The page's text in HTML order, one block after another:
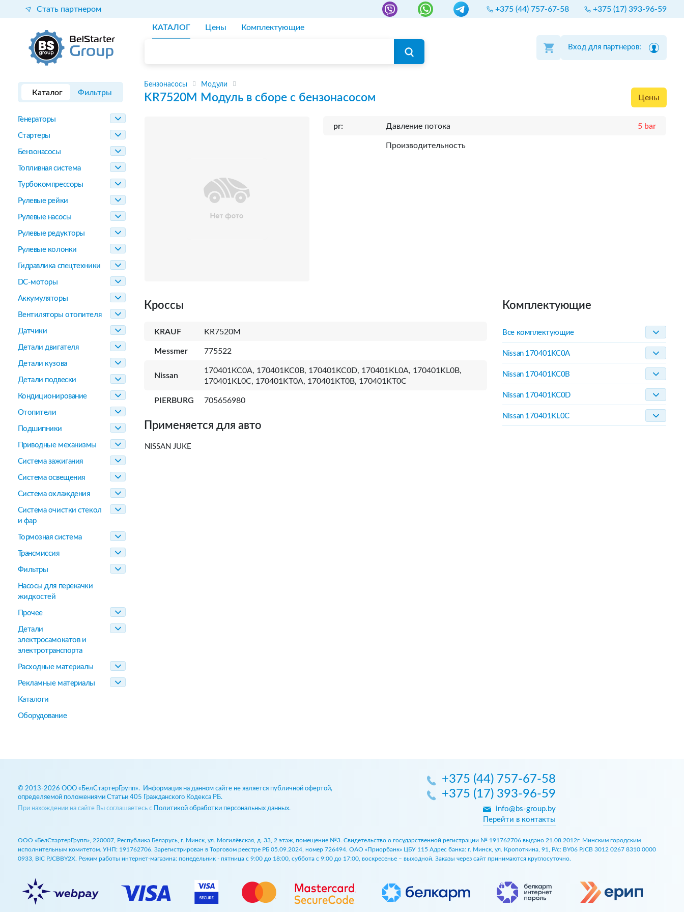
Стать партнером +375 (44) 757-67-58 +375 (17) 393-96-59
КАТАЛОГ Цены Комплектующие
Вход для партнеров:
Каталог Фильтры
Генераторы
Стартеры
Бензонасосы
Топливная система
Турбокомпрессоры
Рулевые рейки
Рулевые насосы
Рулевые редукторы
Рулевые колонки
Гидравлика спецтехники
DC-моторы
Аккумуляторы
Вентиляторы отопителя
Датчики
Детали двигателя
Детали кузова
Детали подвески
Кондиционирование
Отопители
Подшипники
Приводные механизмы
Система зажигания
Система освещения
Система охлаждения
Система очистки стекол
и фар
Тормозная система
Трансмиссия
Фильтры
Насосы для перекачки
жидкостей
Прочее
Детали
электросамокатов и
электротранспорта
Расходные материалы
Рекламные материалы
Каталоги
Оборудование
Бензонасосы Модули
KR7520M Модуль в сборе с бензонасосом Цены
pr: Давление потока 5 bar
Производительность
Кроссы
KRAUF KR7520M
Messmer 775522
Nissan
170401KC0A, 170401KC0B, 170401KC0D, 170401KL0A, 170401KL0B,
170401KL0C, 170401KT0A, 170401KT0B, 170401KT0C
PIERBURG 705656980
Применяется для авто
NISSAN JUKE
Комплектующие
Все комплектующие
Nissan 170401KC0A
Nissan 170401KC0B
Nissan 170401KC0D
Nissan 170401KL0C
© 2013-2026 ООО «БелСтартерГрупп». Информация на данном сайте не является публичной офертой,
определяемой положениями Статьи 405 Гражданского Кодекса РБ.
При нахождении на сайте Вы соглашаетесь с
Политикой обработки персональных данных.
+375 (44) 757-67-58
+375 (17) 393-96-59
info@bs-group.by
Перейти в контакты
ООО «БелСтартерГрупп», 220007, Республика Беларусь, г. Минск, ул. Могилёвская, д. 33, 2 этаж, помещение №3. Свидетельство о государственной регистрации № 191762706 выдано 21.08.2012г. Минским городским
исполнительным комитетом. УНП: 191762706. Зарегистрирован в Торговом реестре РБ 05.09.2024, номер 726494. ОАО «Приорбанк» ЦБУ 115 Адрес банка: г. Минск, ул. Кропоткина, 91, Р/с: BY06 PJCB 3012 0267 8310 0000
0933, BIC PJCBBY2X. Режим работы интернет-магазина: понедельник - пятница с 9:00 до 18:00, суббота с 9:00 до 17:00, воскресенье – выходной. Заказы через сайт принимаются круглосуточно.